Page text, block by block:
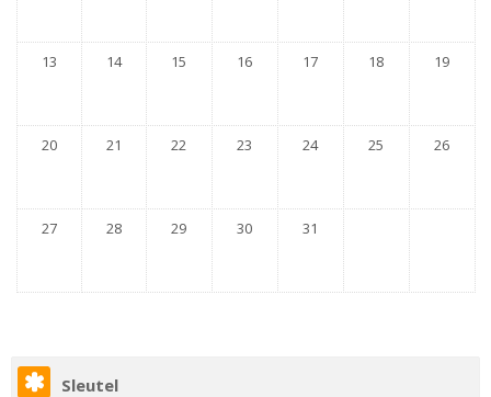
13 14 15 16 17 18 19
20 21 22 23 24 25 26
27 28 29 30 31
Sleutel